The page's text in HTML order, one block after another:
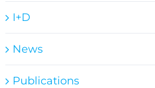
I+D
News
Publications